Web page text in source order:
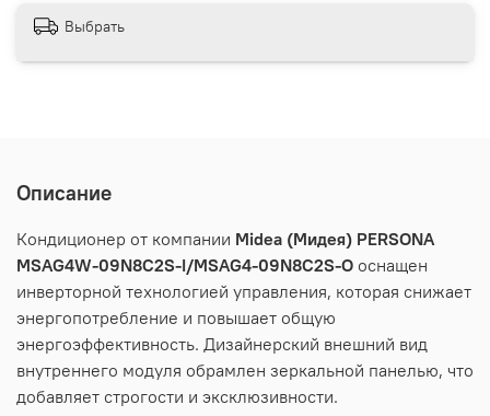
Выбрать
Описание
Кондиционер от компании Midea (Мидея) PERSONA
MSAG4W-09N8C2S-I/MSAG4-09N8C2S-O оснащен
инверторной технологией управления, которая снижает
энергопотребление и повышает общую
энергоэффективность. Дизайнерский внешний вид
внутреннего модуля обрамлен зеркальной панелью, что
добавляет строгости и эксклюзивности.